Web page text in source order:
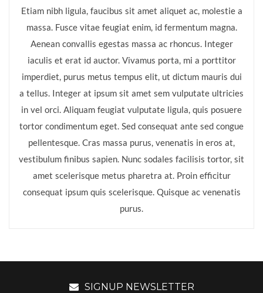
Etiam nibh ligula, faucibus sit amet aliquet ac, molestie a
massa. Fusce vitae feugiat enim, id fermentum magna.
Aenean convallis egestas massa ac rhoncus. Integer
iaculis et erat id auctor. Vivamus porta, mi a porttitor
imperdiet, purus metus tempus elit, ut dictum mauris dui
a tellus. Integer at ipsum sit amet sem vulputate ultricies
in vel orci. Aliquam feugiat vulputate ligula, quis posuere
tortor condimentum eget. Sed consequat ante sed congue
pellentesque. Cras massa purus, venenatis in eros at,
vestibulum finibus sapien. Nunc sodales facilisis tortor, sit
amet scelerisque metus pharetra at. Proin efficitur
consequat ipsum quis scelerisque. Quisque ac venenatis
purus.
SIGNUP NEWSLETTER